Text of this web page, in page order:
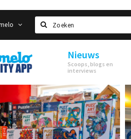
Zoeken
Almelo
City
App
Nieuws
Scoops, blogs en
interviews